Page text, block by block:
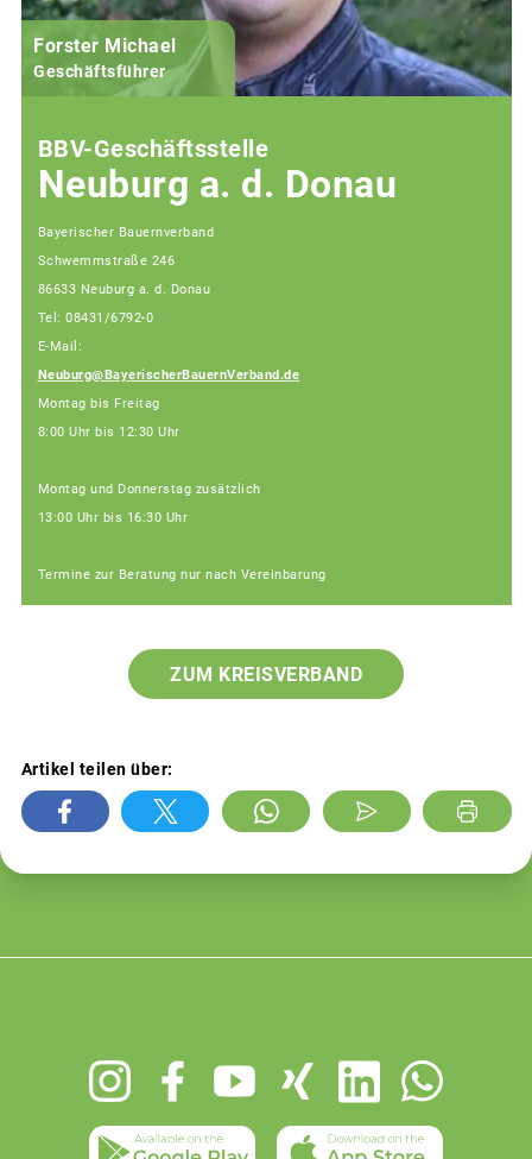
Forster Michael
Geschäftsführer
BBV-Geschäftsstelle
Neuburg a. d. Donau
Bayerischer Bauernverband
Schwemmstraße 246
86633 Neuburg a. d. Donau
Tel: 08431/6792-0
E-Mail:
Neuburg@BayerischerBauernVerband.de
Montag bis Freitag
8:00 Uhr bis 12:30 Uhr
Montag und Donnerstag zusätzlich
13:00 Uhr bis 16:30 Uhr
Termine zur Beratung nur nach Vereinbarung
ZUM KREISVERBAND
Artikel teilen über: